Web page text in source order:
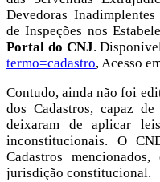
Devedoras
de Inspeções nos
Portal do CNJ.
termo=cadastro, Acesso
Contudo, ainda não foi
dos Cadastros, capaz
deixaram de aplicar
inconstitucionais. O
Cadastros
jurisdição constitucional.